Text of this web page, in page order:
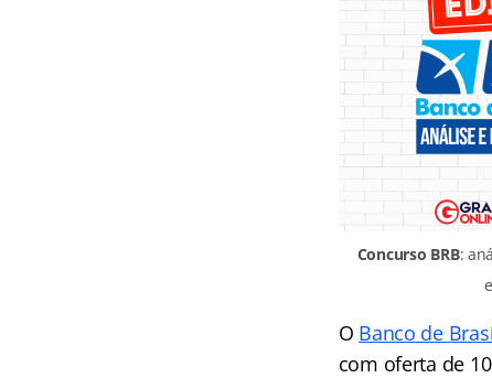
Concurso BRB:
O Banco de
com oferta de